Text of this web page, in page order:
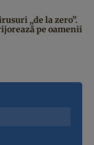
„de la zero”.
pe oamenii